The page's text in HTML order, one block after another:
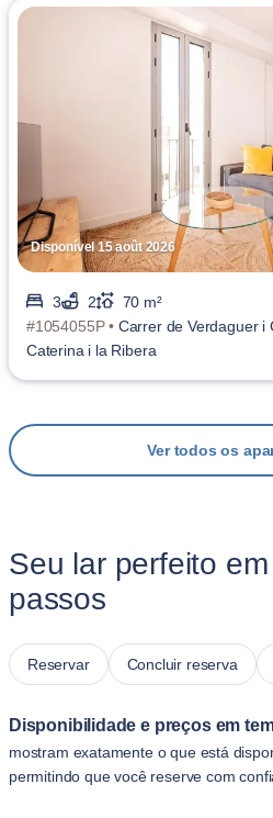
Disponível 15 août 2026
3 2
70 m²
#1054055P • Carrer de Verdaguer i
Caterina i la Ribera
Ver todos os
Seu lar perfeito
passos
Reservar Concluir reserva
Disponibilidade e preços em
mostram exatamente o que está
permitindo que você reserve com